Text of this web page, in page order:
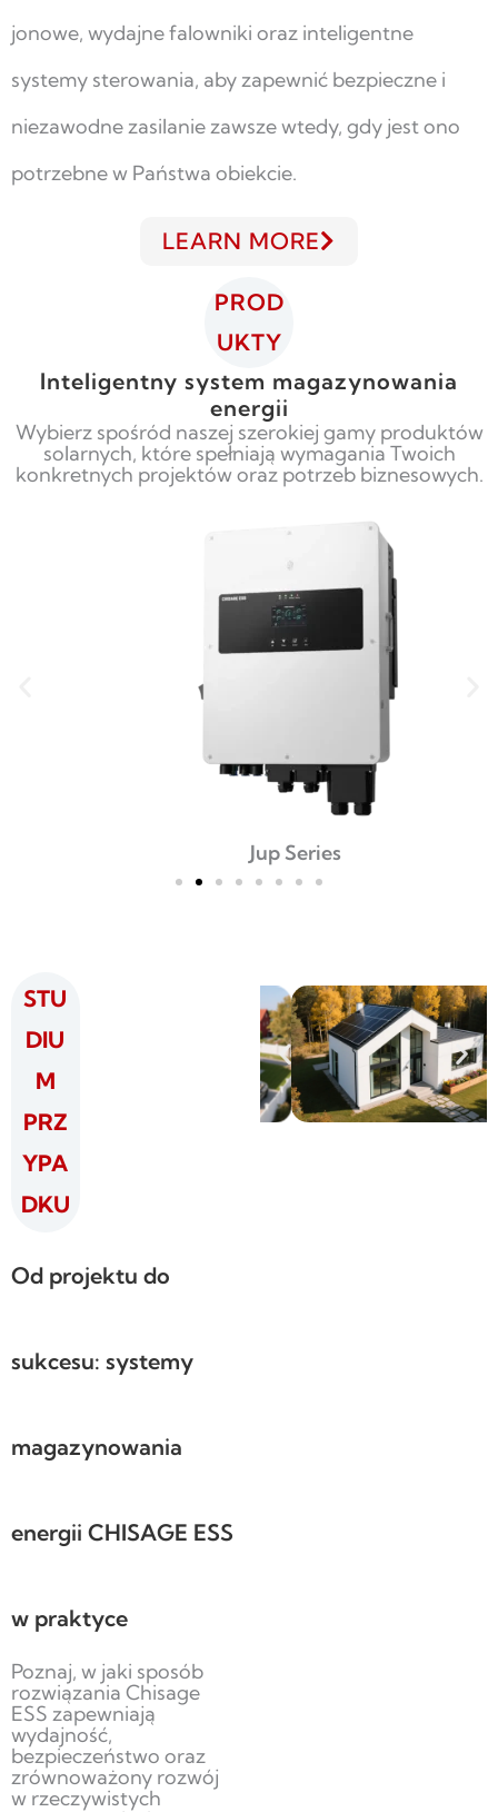
jonowe, wydajne falowniki oraz inteligentne
systemy sterowania, aby zapewnić bezpieczne i
niezawodne zasilanie zawsze wtedy, gdy jest ono
potrzebne w Państwa obiekcie.
LEARN MORE
PROD
UKTY
Inteligentny system magazynowania
energii
Wybierz spośród naszej szerokiej gamy produktów
solarnych, które spełniają wymagania Twoich
konkretnych projektów oraz potrzeb biznesowych.
Jup Series
STU
DIU
M
PRZ
YPA
DKU
Od projektu do
sukcesu: systemy
magazynowania
energii CHISAGE ESS
w praktyce
Poznaj, w jaki sposób
rozwiązania Chisage
ESS zapewniają
wydajność,
bezpieczeństwo oraz
zrównoważony rozwój
w rzeczywistych